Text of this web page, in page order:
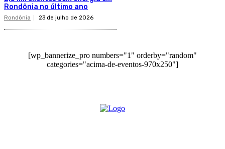
Rondônia no último ano
Rondônia 23 de julho de 2026
[wp_bannerize_pro numbers="1" orderby="random"
categories="acima-de-eventos-970x250"]